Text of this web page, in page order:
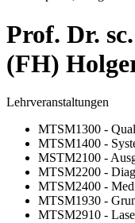
Prof. Dr.
(FH)
Lehrveranstaltungen
MTSM1300 -
MTSM1400 -
MSTM2100 -
MTSM2200 -
MTSM2400 -
MTSM1930 -
MTSM2910 -